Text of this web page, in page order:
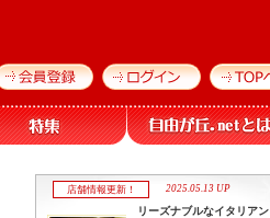
店舗情報更新！ 2025.05.13 UP
リーズナブルなイタリアン